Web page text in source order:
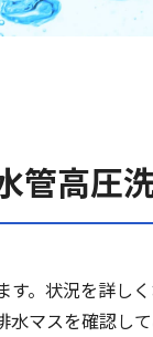
管高圧
。状況を詳し
マスを確認し